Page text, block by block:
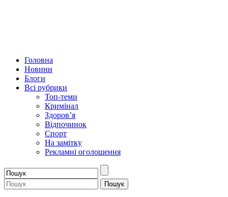
Головна
Новини
Блоги
Всі рубрики
Топ-теми
Кримінал
Здоров’я
Відпочинок
Спорт
На замітку
Рекламні оголошення